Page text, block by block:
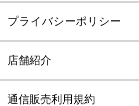
プライバシーポリシー
店舗紹介
通信販売利用規約